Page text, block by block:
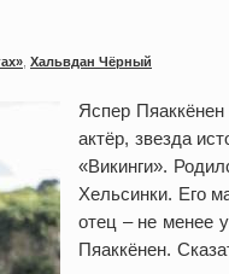
Хальвдан Чёрный
Яспер
актёр, звезда
«Викинги».
Хельсинки. Его
отец – не менее
Пяаккёнен.